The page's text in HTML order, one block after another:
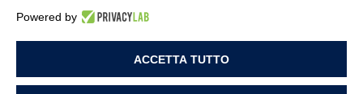
LAVORA CON NOI
Powered by
ACCETTA TUTTO